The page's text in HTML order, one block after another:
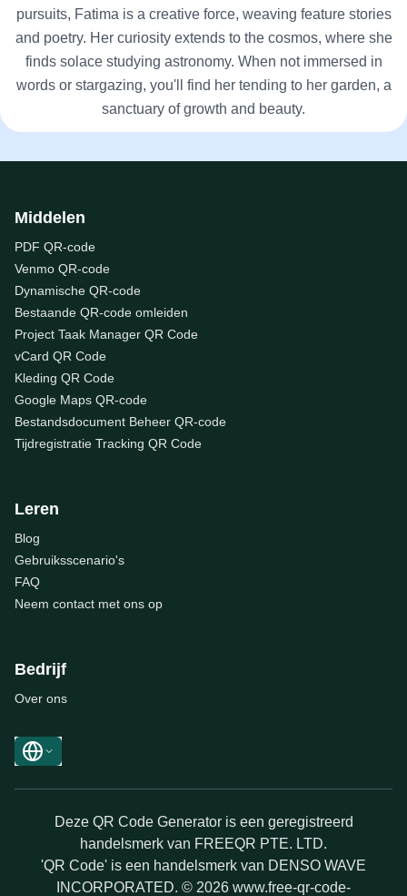
pursuits, Fatima is a creative force, weaving feature stories
and poetry. Her curiosity extends to the cosmos, where she
finds solace studying astronomy. When not immersed in
words or stargazing, you'll find her tending to her garden, a
sanctuary of growth and beauty.
Middelen
PDF QR-code
Venmo QR-code
Dynamische QR-code
Bestaande QR-code omleiden
Project Taak Manager QR Code
vCard QR Code
Kleding QR Code
Google Maps QR-code
Bestandsdocument Beheer QR-code
Tijdregistratie Tracking QR Code
Leren
Blog
Gebruiksscenario's
FAQ
Neem contact met ons op
Bedrijf
Over ons
Deze QR Code Generator is een geregistreerd
handelsmerk van FREEQR PTE. LTD.
'QR Code' is een handelsmerk van DENSO WAVE
INCORPORATED. © 2026 www.free-qr-code-